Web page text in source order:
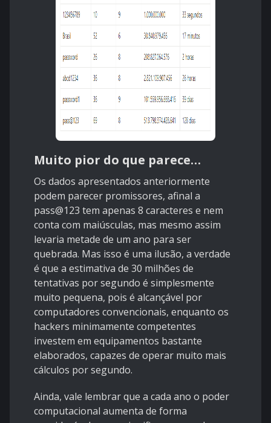
Muito pior do que parece…
Os dados apresentados anteriormente
podem parecer promissores, afinal a
pass@123 tem apenas 8 caracteres e nem
conta com maiúsculas, mas mesmo assim
levaria metade de um ano para ser
quebrada. Mas isso é uma ilusão, a verdade
é que a estimativa de 30 milhões de
tentativas por segundo é simplesmente
muito pequena, pois é alcançável por
computadores convencionais, enquanto os
hackers minimamente competentes
investem em equipamentos bastante
elaborados, capazes de operar muito mais
cálculos por segundo.
Ainda, vale lembrar que a cada ano o poder
computacional aumenta de forma